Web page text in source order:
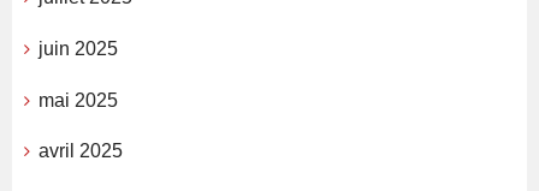
juin 2025
mai 2025
avril 2025